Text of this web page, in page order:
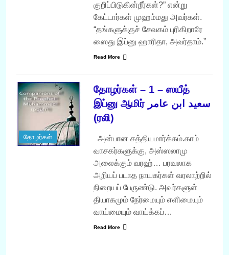
குறிப்பிடுகின்றீர்கள்?” என்று
கேட்டார்கள் முஹம்மது அவர்கள்.
“தங்களுக்குச் சேவகம் புரிகிறாரே
ஸைது இப்னு ஹாரிதா, அவர்தாம்.”
Read More
தோழர்கள்
தோழர்கள் – 1 – ஸயீத்
இப்னு ஆமிர் سعيد ابن عامر
(ரலி)
அன்பான சத்தியமார்க்கம்.காம்
வாசகர்களுக்கு, அஸ்ஸலாமு
அலைக்கும் வரஹ்… பரவலாக
அறியப் படாத நாயகர்கள் வரலாற்றில்
நிறையப் பேருண்டு. அவர்களுள்
தியாகமும் நேர்மையும் எளிமையும்
வாய்மையும் வாய்க்கப்…
Read More